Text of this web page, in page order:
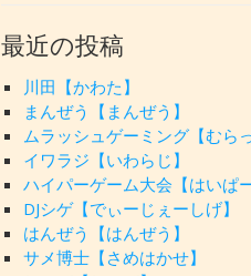
最近の投稿
川田【かわた】
まんぜう【まんぜう】
ムラッシュゲーミング【むら
イワラジ【いわらじ】
ハイパーゲーム大会【はいぱ
DJシゲ【でぃーじぇーしげ】
はんぜう【はんぜう】
サメ博士【さめはかせ】